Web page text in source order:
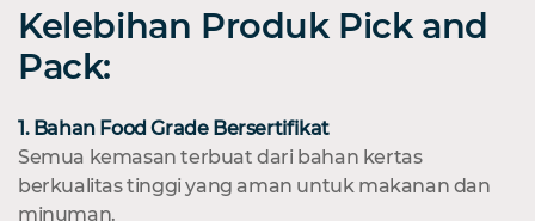
Kelebihan Produk Pick and
Pack:
1. Bahan Food Grade Bersertifikat
Semua kemasan terbuat dari bahan kertas
berkualitas tinggi yang aman untuk makanan dan
minuman.